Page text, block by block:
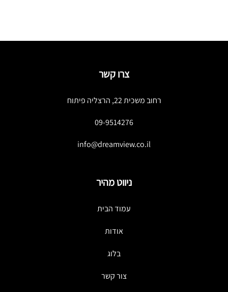
צרו קשר
רחוב משכית 22, הרצליה פיתוח
09-9514276
info@dreamview.co.il
ניווט מהיר
עמוד הבית
אודות
בלוג
צור קשר